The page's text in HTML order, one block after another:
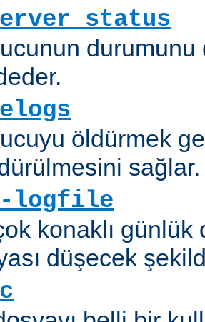
durumunu
öldürmek
sağlar.
logfile
konaklı günlük
düşecek